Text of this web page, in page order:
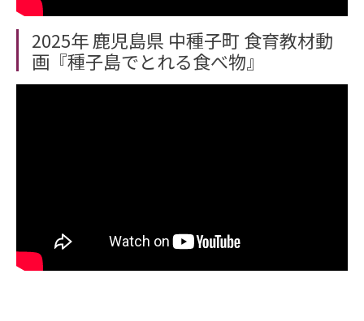
2025年 鹿児島県 中種子町 食育教材動
画『種子島でとれる食べ物』